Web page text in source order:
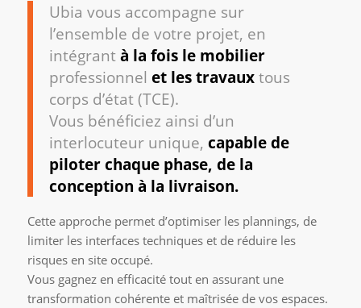
Ubia vous accompagne sur
l’ensemble de votre projet, en
intégrant à la fois le mobilier
professionnel et les travauxtous
corps d’état (TCE).
Vous bénéficiez ainsi d’un
interlocuteur unique, capable de
piloter chaque phase, de la
conception à la livraison.
Cette approche permet d’optimiser les plannings, de
limiter les interfaces techniques et de réduire les
risques en site occupé.
Vous gagnez en efficacité tout en assurant une
transformation cohérente et maîtrisée de vos espaces.